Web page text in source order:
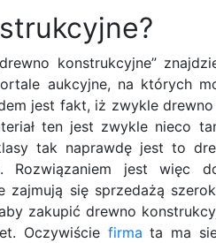
konstrukcyjne”
aukcyjne, na których
jest fakt, iż zwykle
ten jest zwykle nieco
tak naprawdę jest to
jest więc
się sprzedażą
zakupić drewno
Oczywiście firma ta ma